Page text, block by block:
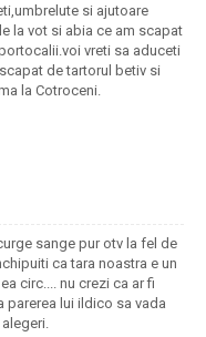
si ajutoare
la vot si abia ce am scapat
vreti sa aduceti
de tartorul betiv si
la Cotroceni.
sange pur otv la fel de
ca tara noastra e un
circ.... nu crezi ca ar fi
parerea lui ildico sa vada